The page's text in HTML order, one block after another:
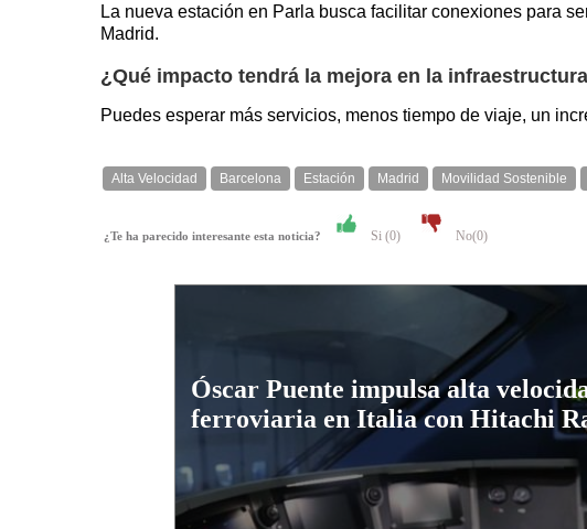
La nueva estación en Parla busca facilitar conexiones para
Madrid.
¿Qué impacto tendrá la mejora en la
Puedes esperar más servicios, menos tiempo de viaje, un
Alta Velocidad Barcelona Estación Madrid Movilidad Sostenible
¿Te ha parecido interesante esta noticia? Si (0) No(0)
Óscar Puente impulsa alta
ferroviaria en Italia con Hitachi